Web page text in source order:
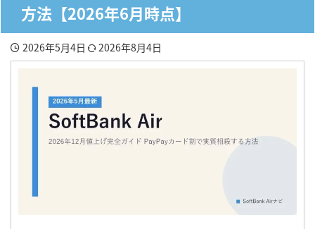
方法【2026年6月時点】
2026年5月4日 2026年8月4日